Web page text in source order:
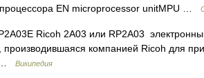
EN microprocessor unitMPU …
Ricoh 2A03 или RP2A03
производившаяся компанией Ricoh для
…
Википедия